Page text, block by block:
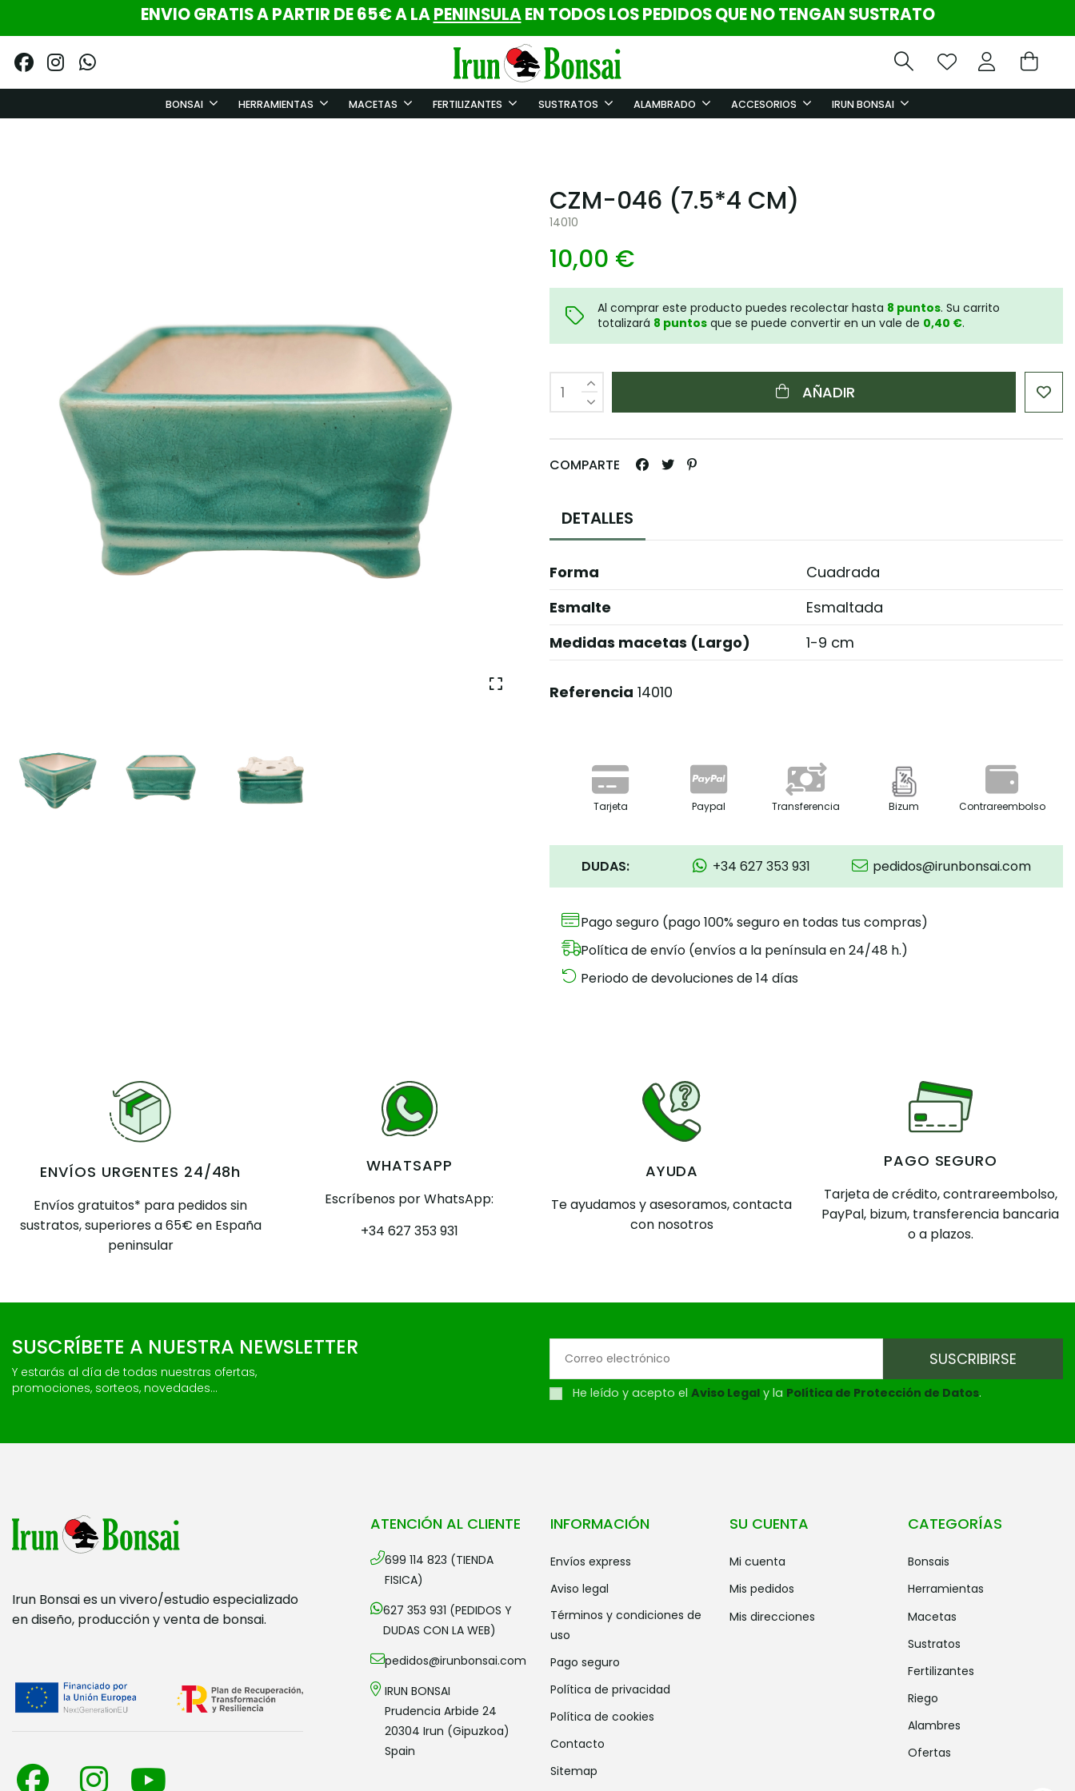
ENVIO GRATIS A PARTIR DE 65€ A LAPENINSULAEN TODOS LOS PEDIDOS QUE NO TENGAN SUSTRATO
BONSAI HERRAMIENTAS MACETAS FERTILIZANTES SUSTRATOS ALAMBRADO ACCESORIOS IRUN BONSAI
CZM-046 (7.5*4 CM)
14010
10,00 €
Al comprar este producto puedes recolectar hasta 8 puntos. Su carrito
totalizará 8 puntos que se puede convertir en un vale de 0,40 €.
AÑADIR
COMPARTE
DETALLES
Forma
Cuadrada
Esmalte
Esmaltada
Medidas macetas (Largo)
1-9 cm
Referencia 14010
Tarjeta Paypal Transferencia Bizum Contrareembolso
DUDAS: +34 627 353 931 pedidos@irunbonsai.com
Pago seguro (pago 100% seguro en todas tus compras)
Política de envío (envíos a la península en 24/48 h.)
Periodo de devoluciones de 14 días
ENVÍOS URGENTES 24/48h
Envíos gratuitos* para pedidos sin
sustratos, superiores a 65€ en España
peninsular
WHATSAPP
Escríbenos por WhatsApp:
+34 627 353 931
AYUDA
Te ayudamos y asesoramos, contacta
con nosotros
PAGO SEGURO
Tarjeta de crédito, contrareembolso,
PayPal, bizum, transferencia bancaria
o a plazos.
SUSCRÍBETE A NUESTRA NEWSLETTER
Y estarás al día de todas nuestras ofertas,
promociones, sorteos, novedades...
He leído y acepto el Aviso Legal y la Política de Protección de Datos.
Irun Bonsai es un vivero/estudio especializado
en diseño, producción y venta de bonsai.
ATENCIÓN AL CLIENTE
699 114 823 (TIENDA
FISICA)
627 353 931 (PEDIDOS Y
DUDAS CON LA WEB)
pedidos@irunbonsai.com
IRUN BONSAI
Prudencia Arbide 24
20304 Irun (Gipuzkoa)
Spain
INFORMACIÓN
envíos express
aviso legal
términos y condiciones de
uso
pago seguro
política de privacidad
política de cookies
contacto
sitemap
SU CUENTA
mi cuenta
mis pedidos
mis direcciones
CATEGORÍAS
bonsais
herramientas
macetas
sustratos
fertilizantes
riego
alambres
ofertas